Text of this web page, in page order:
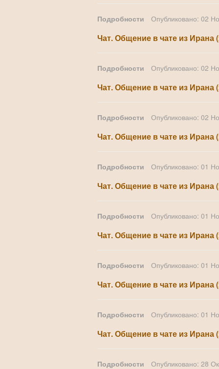
Подробности Опубликовано: 02
Чат. Общение в чате из Ирана
Подробности Опубликовано: 02
Чат. Общение в чате из Ирана
Подробности Опубликовано: 02
Чат. Общение в чате из Ирана
Подробности Опубликовано: 01
Чат. Общение в чате из Ирана
Подробности Опубликовано: 01
Чат. Общение в чате из Ирана
Подробности Опубликовано: 01
Чат. Общение в чате из Ирана
Подробности Опубликовано: 01
Чат. Общение в чате из Ирана
Подробности Опубликовано: 28